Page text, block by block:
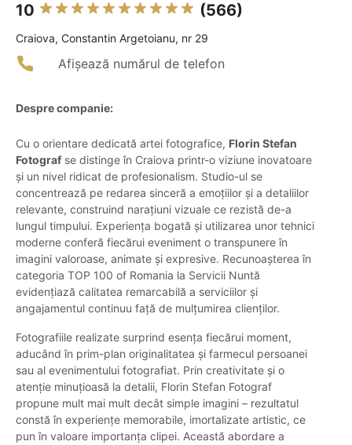
10 (566)
Craiova, Constantin Argetoianu, nr 29
Afișează numărul de telefon
Despre companie:
Cu o orientare dedicată artei fotografice, Florin Stefan
Fotograf se distinge în Craiova printr-o viziune inovatoare
și un nivel ridicat de profesionalism. Studio-ul se
concentrează pe redarea sinceră a emoțiilor și a detaliilor
relevante, construind narațiuni vizuale ce rezistă de-a
lungul timpului. Experiența bogată și utilizarea unor tehnici
moderne conferă fiecărui eveniment o transpunere în
imagini valoroase, animate și expresive. Recunoașterea în
categoria TOP 100 of Romania la Servicii Nuntă
evidențiază calitatea remarcabilă a serviciilor și
angajamentul continuu față de mulțumirea clienților.
Fotografiile realizate surprind esența fiecărui moment,
aducând în prim-plan originalitatea și farmecul persoanei
sau al evenimentului fotografiat. Prin creativitate și o
atenție minuțioasă la detalii, Florin Stefan Fotograf
propune mult mai mult decât simple imagini – rezultatul
constă în experiențe memorabile, imortalizate artistic, ce
pun în valoare importanța clipei. Această abordare a